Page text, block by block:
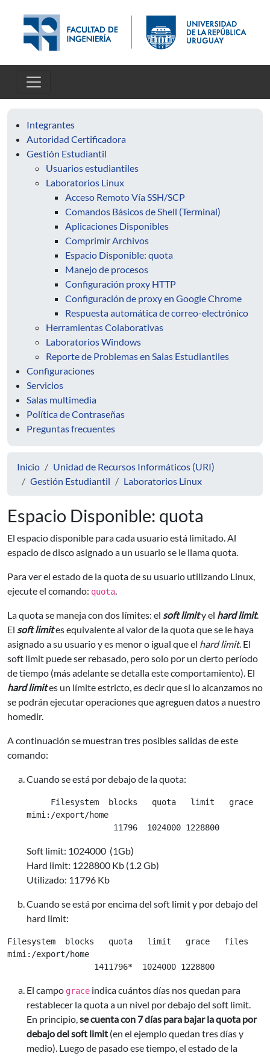
Integrantes
Autoridad Certificadora
Gestión Estudiantil
Usuarios estudiantiles
Laboratorios Linux
Acceso Remoto Vía SSH/SCP
Comandos Básicos de Shell (Terminal)
Aplicaciones Disponibles
Comprimir Archivos
Espacio Disponible: quota
Manejo de procesos
Configuración proxy HTTP
Configuración de proxy en Google Chrome
Respuesta automática de correo-electrónico
Herramientas Colaborativas
Laboratorios Windows
Reporte de Problemas en Salas Estudiantiles
Configuraciones
Servicios
Salas multimedia
Política de Contraseñas
Preguntas frecuentes
Inicio
Unidad de Recursos Informáticos (URI)
Gestión Estudiantil
Laboratorios Linux
Espacio Disponible: quota
El espacio disponible para cada usuario está limitado. Al
espacio de disco asignado a un usuario se le llamaquota.
Para ver el estado de la quota de su usuario utilizando Linux,
ejecute el comando: quota.
La quota se maneja con dos límites: el soft limity el hard limit.
El soft limites equivalente al valor de la quota que se le haya
asignado a su usuario y es menor o igual que el hard limit. El
soft limit puede ser rebasado, pero solo por un cierto período
de tiempo (más adelante se detalla este comportamiento). El
hard limites un límite estricto, es decir que si lo alcanzamos no
se podrán ejecutar operaciones que agreguen datos a nuestro
homedir.
A continuación se muestran tres posibles salidas de este
comando:
Cuando se está por debajo de la quota:
Filesystem  blocks   quota   limit   grace
mimi:/export/home
Soft limit: 1024000 (1Gb)
Hard limit: 1228800 Kb (1.2 Gb)
Utilizado: 11796 Kb
Cuando se está por encima del soft limit y por debajo del
hard limit:
Filesystem  blocks   quota   limit   grace   files
mimi:/export/home
El campo grace indica cuántos días nos quedan para
restablecer la quota a un nivel por debajo del soft limit.
En principio,se cuenta con 7 días para bajar la quota por
debajo del soft limit (en el ejemplo quedan tres días y
medio). Luego de pasado ese tiempo, el estado de la